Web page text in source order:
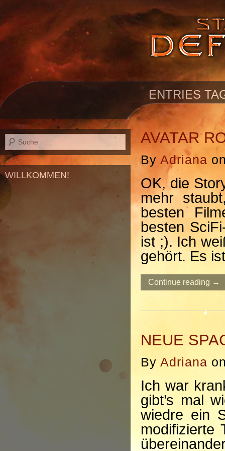
ENTRIES
AVATAR
By Adriana
OK, die
mehr
besten
besten
ist ;). Ich
gehört. Es
Continue reading →
NEUE
By Adriana
Ich war
gibt’s mal
wiedre ein
modifizierte
WILLKOMMEN!